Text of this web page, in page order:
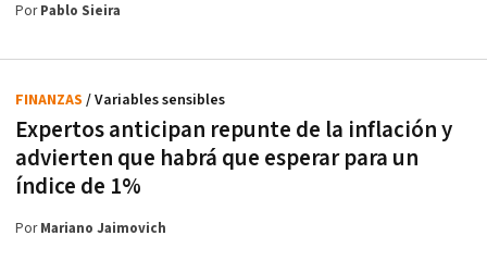
PorPablo Sieira
Expertos anticipan repunte de la inflación y
advierten que habrá que esperar para un
índice de 1%
FINANZAS / Variables sensibles
PorMariano Jaimovich